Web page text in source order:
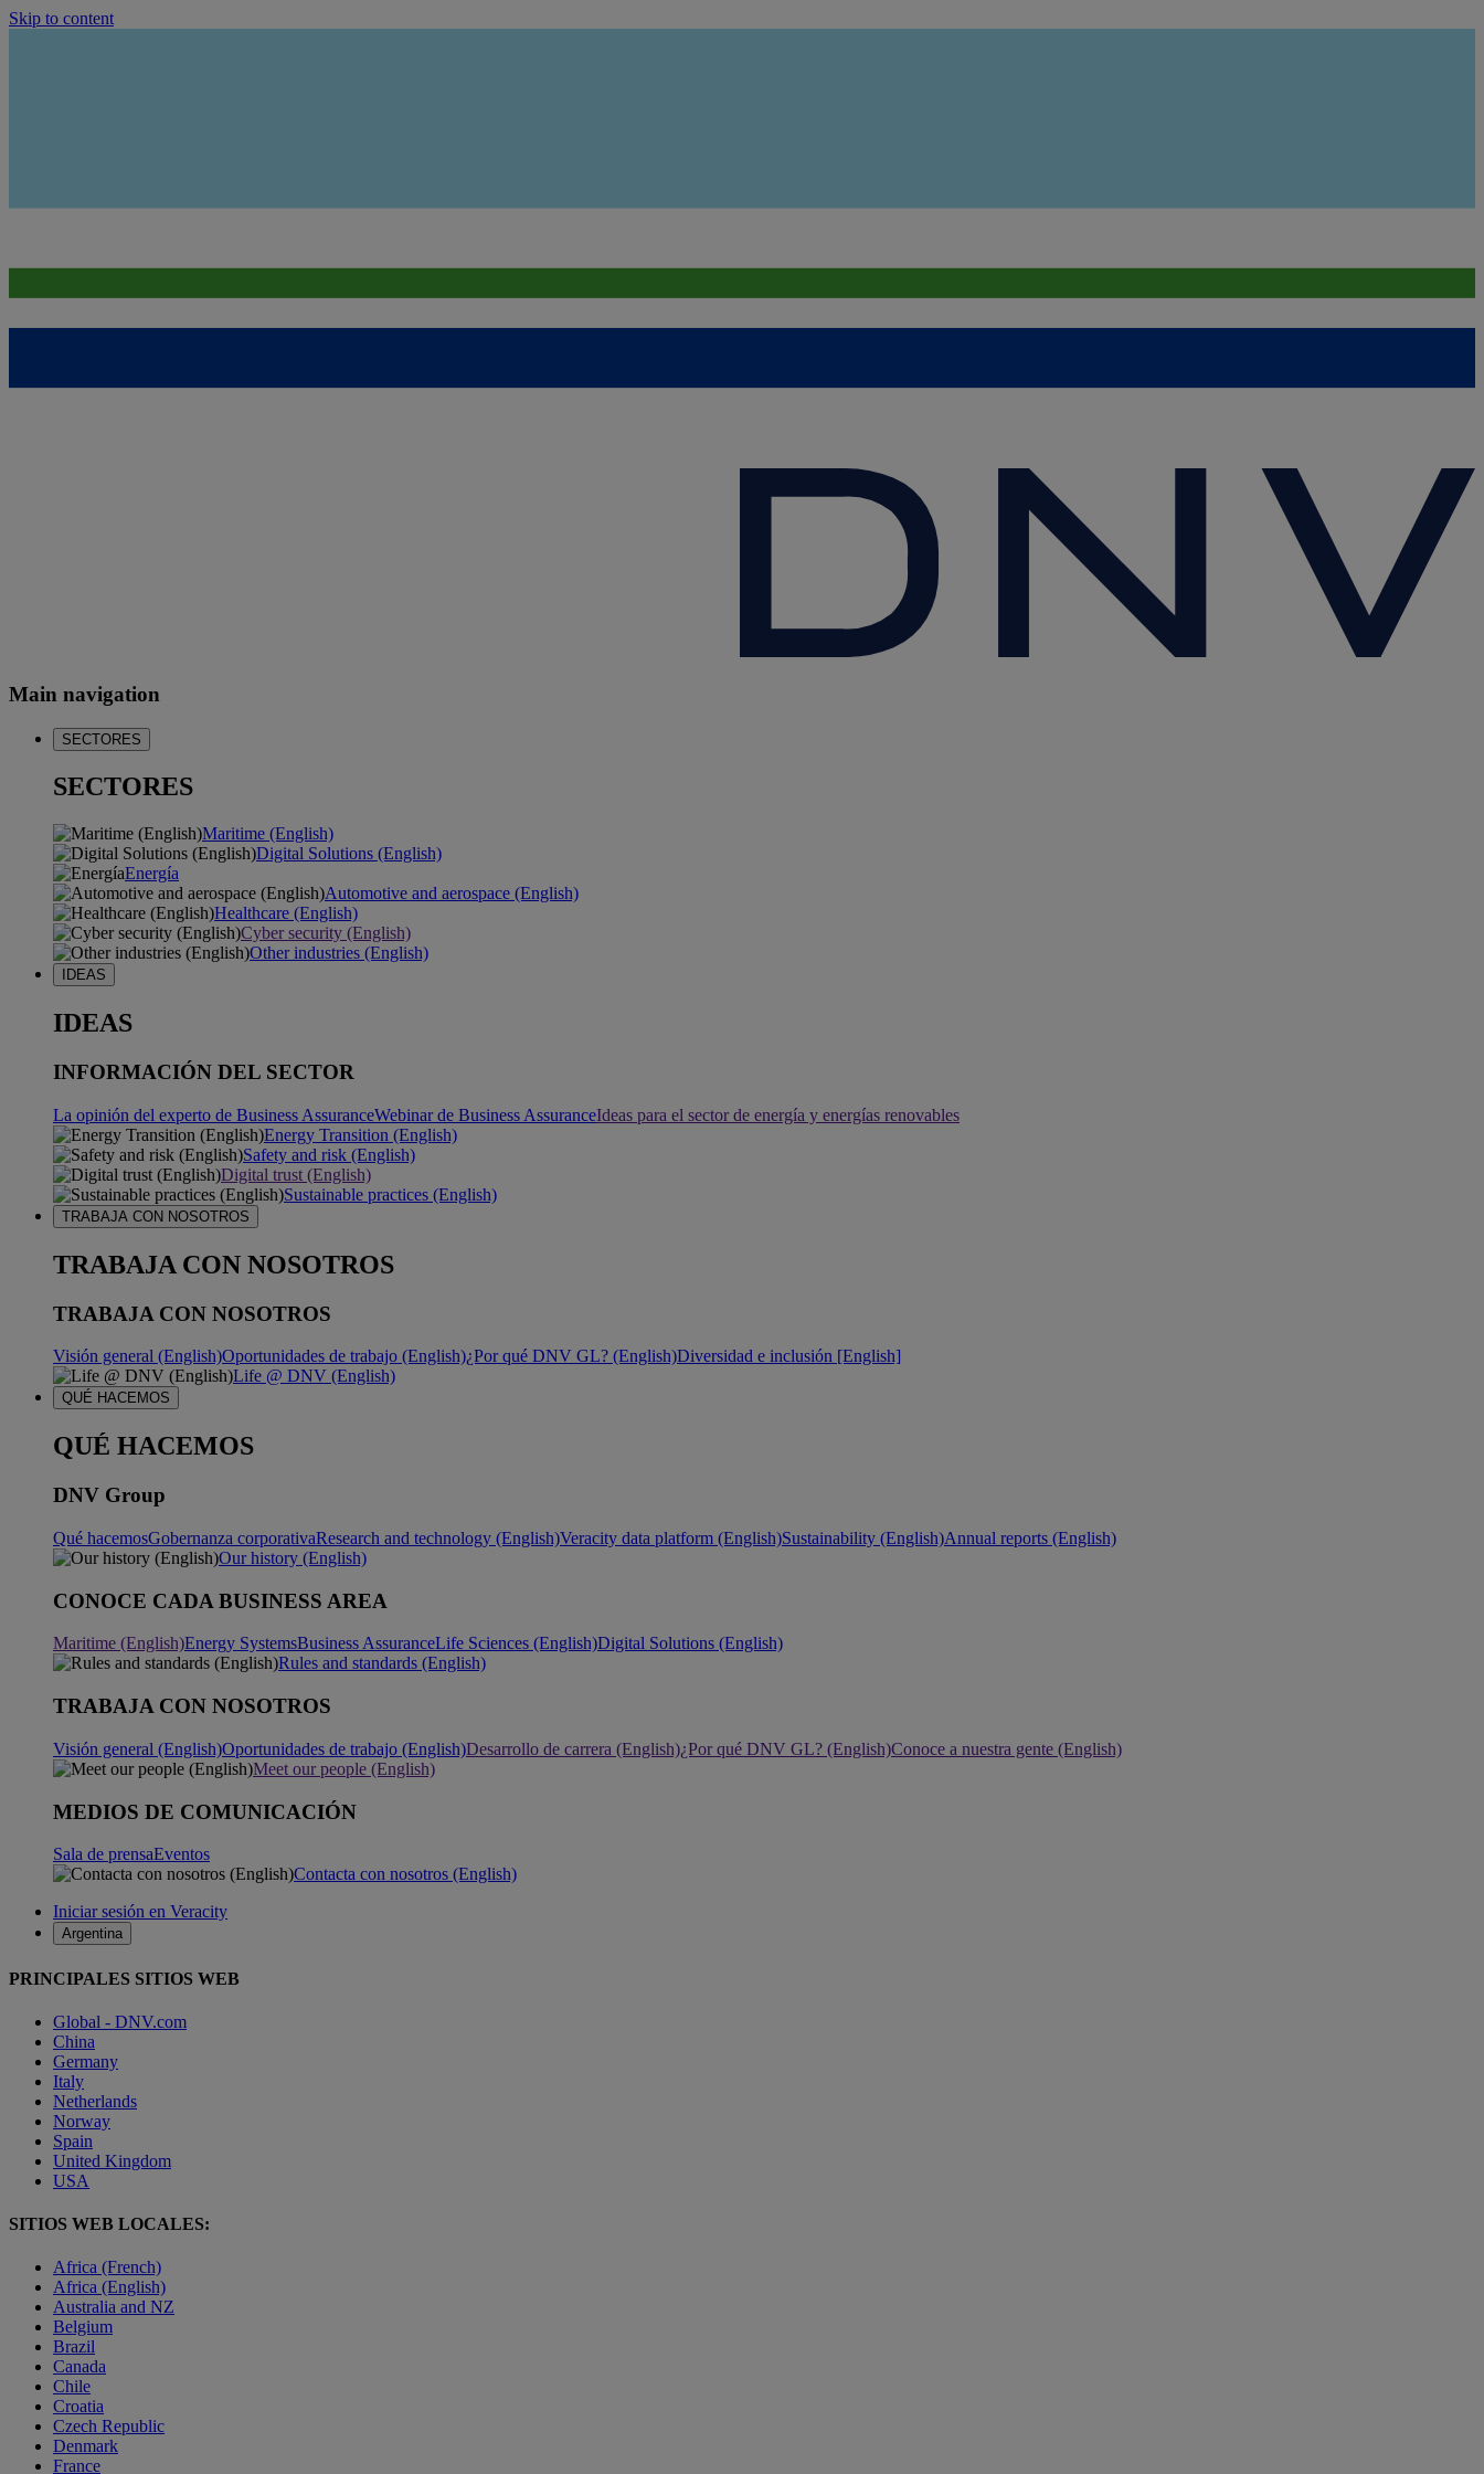
Skip to content
Main navigation
SECTORES
SECTORES
Maritime (English)
Digital Solutions (English)
Energía
Automotive and aerospace (English)
Healthcare (English)
Cyber security (English)
Other industries (English)
IDEAS
IDEAS
INFORMACIÓN DEL SECTOR
La opinión del experto de Business AssuranceWebinar de Business AssuranceIdeas para el sector de energía y energías renovables
Energy Transition (English)
Safety and risk (English)
Digital trust (English)
Sustainable practices (English)
TRABAJA CON NOSOTROS
TRABAJA CON NOSOTROS
TRABAJA CON NOSOTROS
Visión general (English)Oportunidades de trabajo (English)¿Por qué DNV GL? (English)Diversidad e inclusión [English]
Life @ DNV (English)
QUÉ HACEMOS
QUÉ HACEMOS
DNV Group
Qué hacemosGobernanza corporativaResearch and technology (English)Veracity data platform (English)Sustainability (English)Annual reports (English)
Our history (English)
CONOCE CADA BUSINESS AREA
Maritime (English)Energy SystemsBusiness AssuranceLife Sciences (English)Digital Solutions (English)
Rules and standards (English)
TRABAJA CON NOSOTROS
Visión general (English)Oportunidades de trabajo (English)Desarrollo de carrera (English)¿Por qué DNV GL? (English)Conoce a nuestra gente (English)
Meet our people (English)
MEDIOS DE COMUNICACIÓN
Sala de prensaEventos
Contacta con nosotros (English)
Iniciar sesión en Veracity
Argentina
PRINCIPALES SITIOS WEB
Global - DNV.com
China
Germany
Italy
Netherlands
Norway
Spain
United Kingdom
USA
SITIOS WEB LOCALES:
Africa (French)
Africa (English)
Australia and NZ
Belgium
Brazil
Canada
Chile
Croatia
Czech Republic
Denmark
France